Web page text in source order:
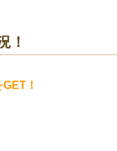
！
！